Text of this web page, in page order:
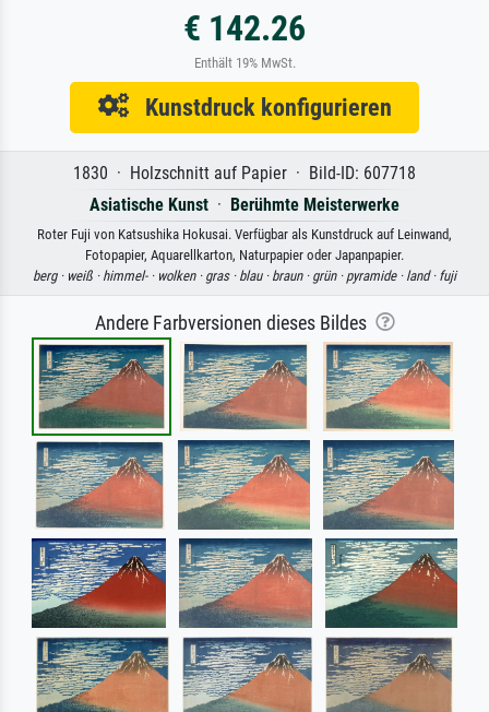
€ 142.26
Enthält 19% MwSt.
Kunstdruck konfigurieren
1830 · Holzschnitt auf Papier · Bild-ID: 607718
Asiatische Kunst · Berühmte Meisterwerke
Roter Fuji von Katsushika Hokusai. Verfügbar als Kunstdruck auf Leinwand,
Fotopapier, Aquarellkarton, Naturpapier oder Japanpapier.
berg · weiß · himmel- · wolken · gras · blau · braun · grün · pyramide · land · fuji
Andere Farbversionen dieses Bildes